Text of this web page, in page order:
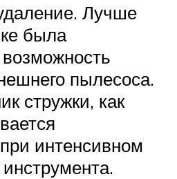
Лучше
была
пылесоса.
стружки, как
интенсивном